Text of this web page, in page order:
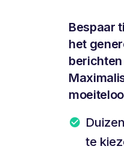
Bespaar
het
te